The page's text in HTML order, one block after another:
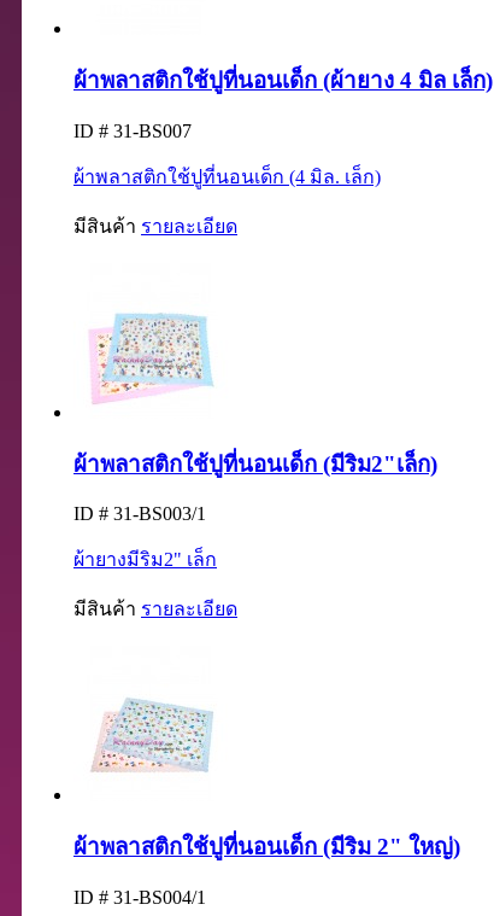
ผ้าพลาสติกใช้ปูที่นอนเด็ก (ผ้ายาง 4 มิล เล็ก)
ID # 31-BS007
ผ้าพลาสติกใช้ปูที่นอนเด็ก (4 มิล. เล็ก)
มีสินค้า รายละเอียด
ผ้าพลาสติกใช้ปูที่นอนเด็ก (มีริม2"เล็ก)
ID # 31-BS003/1
ผ้ายางมีริม2" เล็ก
มีสินค้า รายละเอียด
ผ้าพลาสติกใช้ปูที่นอนเด็ก (มีริม 2" ใหญ่)
ID # 31-BS004/1